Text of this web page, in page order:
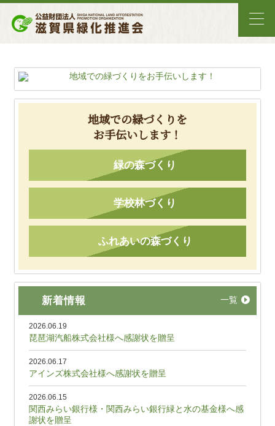
地域での緑づくりを
お手伝いします！
緑の森づくり
学校林づくり
ふれあいの森づくり
新着情報 一覧
2026.06.19
琵琶湖汽船株式会社様へ感謝状を贈呈
2026.06.17
アインズ株式会社様へ感謝状を贈呈
2026.06.15
関西みらい銀行様・関西みらい銀行緑と水の基金様へ感
謝状を贈呈